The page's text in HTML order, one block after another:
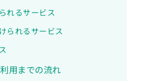
れるサービス
られるサービス
用までの流れ